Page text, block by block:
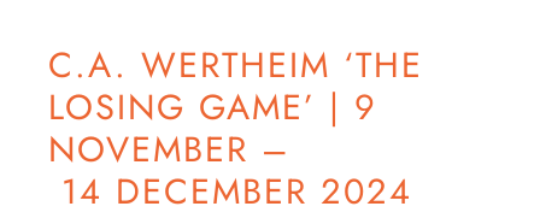
C.A. WERTHEIM ‘THE
LOSING GAME’ | 9
NOVEMBER –
14 DECEMBER 2024